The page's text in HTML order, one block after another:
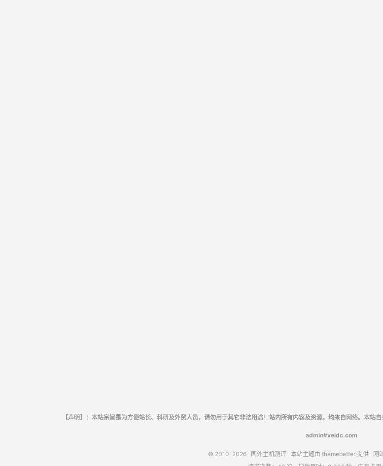
【声明】：本站宗旨是为方便站长、科研及外贸人员，请勿用于其它非法用途！站内所有内容及资源，均来自网络。本
admin#veidc.com
© 2010-2026 国外主机测评本站主题由 themebetter提供 网